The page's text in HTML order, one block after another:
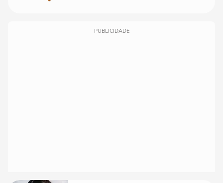
PUBLICIDADE